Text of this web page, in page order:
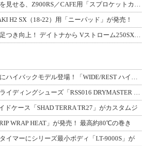
H2 SX（18-22）用「ニーパッド」が発売！
ドケース「SHAD TERRA TR27」がカスタムジ
WRAP HEAT」が発売！ 最高約80℃の巻き
イマーにシリーズ最小ボディ「LT-9000S」が